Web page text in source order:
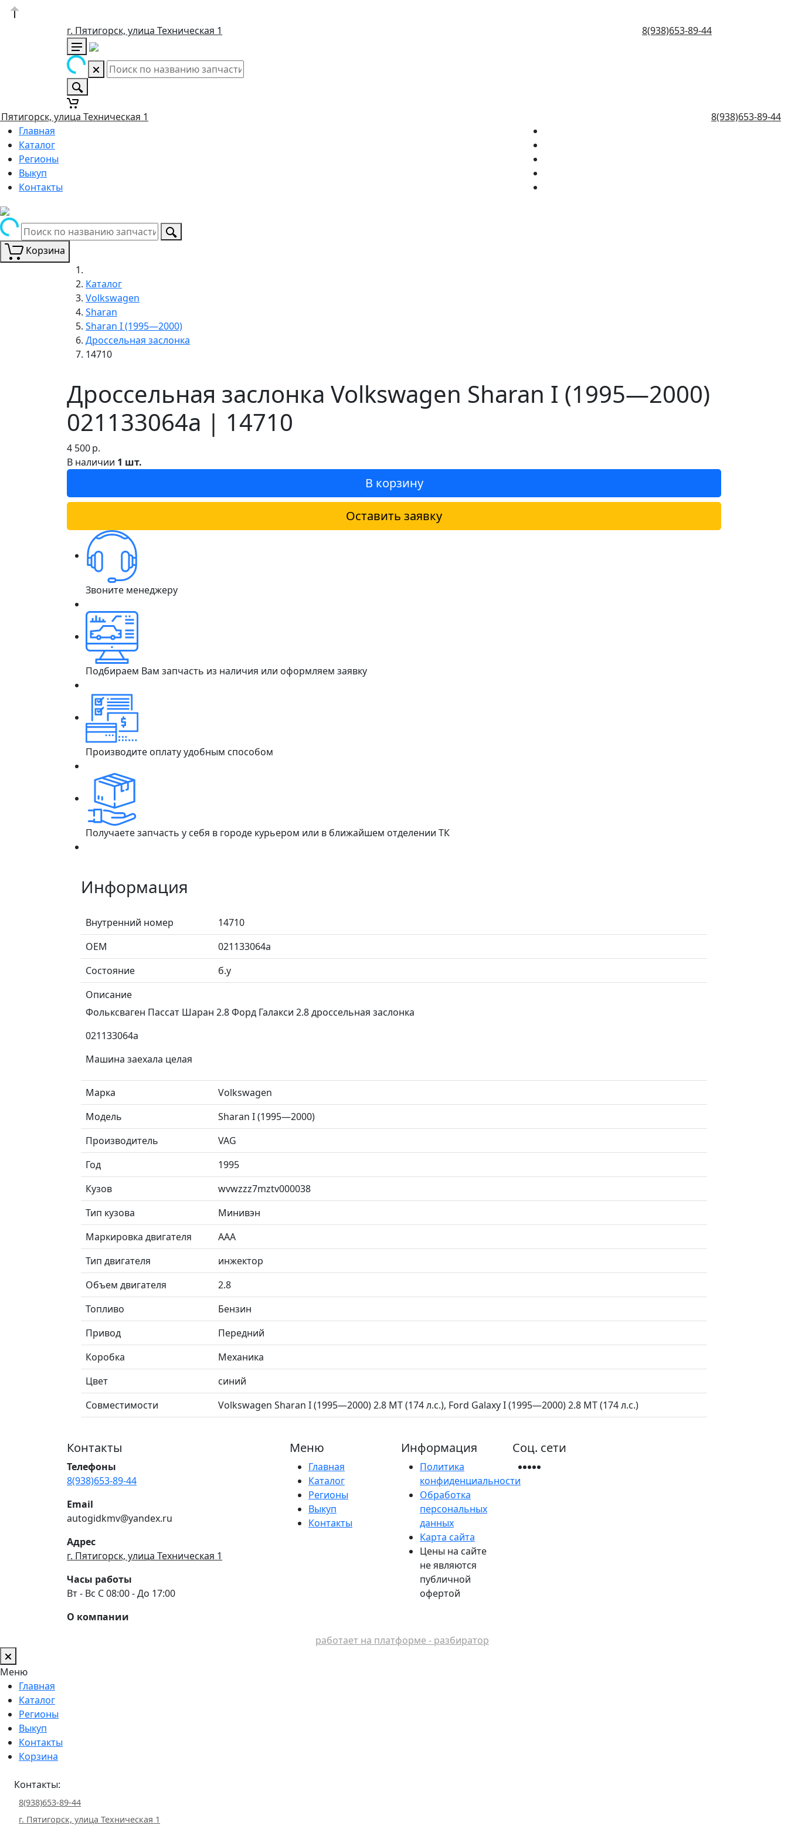
г. Пятигорск, улица Техническая 1 8(938)653-89-44
Пятигорск, улица Техническая 1
8(938)653-89-44
Главная
Каталог
Регионы
Выкуп
Контакты
Корзина
Каталог
Volkswagen
Sharan
Sharan I (1995—2000)
Дроссельная заслонка
14710
Дроссельная заслонка Volkswagen Sharan I (1995—2000)
021133064a | 14710
4 500р.
В наличии 1 шт.
В корзину
Оставить заявку
Звоните менеджеру
Подбираем Вам запчасть из наличия или оформляем заявку
Производите оплату удобным способом
Получаете запчасть у себя в городе курьером или в ближайшем отделении ТК
Информация
Внутренний номер
14710
ОЕМ
021133064a
Состояние
б.у
Описание
Фольксваген Пассат Шаран 2.8 Форд Галакси 2.8 дроссельная заслонка
021133064a
Машина заехала целая
Марка
Volkswagen
Модель
Sharan I (1995—2000)
Производитель
VAG
Год
1995
Кузов
wvwzzz7mztv000038
Тип кузова
Минивэн
Маркировка двигателя
AAA
Тип двигателя
инжектор
Объем двигателя
2.8
Топливо
Бензин
Привод
Передний
Коробка
Механика
Цвет
синий
Совместимости
Volkswagen Sharan I (1995—2000) 2.8 MT (174 л.с.), Ford Galaxy I (1995—2000) 2.8 MT (174 л.с.)
Контакты
Телефоны
8(938)653-89-44
Email
autogidkmv@yandex.ru
Адрес
г. Пятигорск, улица Техническая 1
Часы работы
Вт - Вс С 08:00 - До 17:00
О компании
Меню
Главная
Каталог
Регионы
Выкуп
Контакты
Информация
Политика
конфиденциальности
Обработка
персональных
данных
Карта сайта
Цены на сайте
не являются
публичной
офертой
Соц. сети
работает на платформе - разбиратор
Меню
Главная
Каталог
Регионы
Выкуп
Контакты
Корзина
Контакты:
8(938)653-89-44
г. Пятигорск, улица Техническая 1